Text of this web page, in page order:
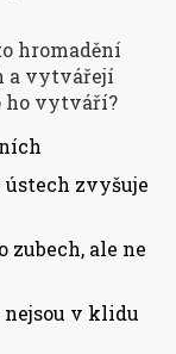
hromadění
a vytvářejí
ho vytváří?
zvyšuje
zubech, ale ne
nejsou v klidu